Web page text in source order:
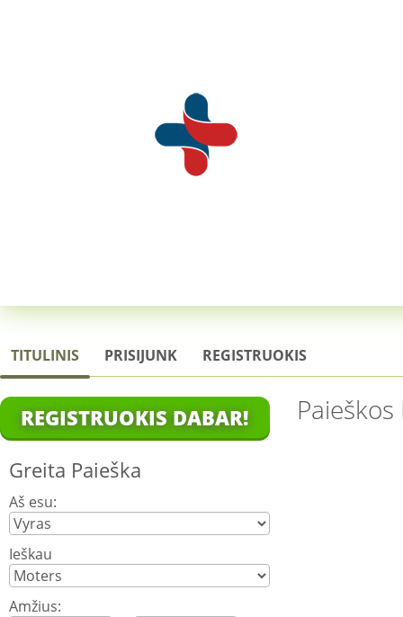
TITULINIS PRISIJUNK REGISTRUOKIS
REGISTRUOKIS DABAR!
Greita Paieška
Aš esu:
Ieškau
Amžius: